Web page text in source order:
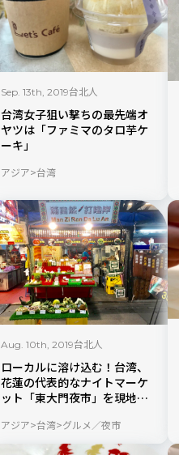
Sep. 13th, 2019台北人
台湾女子狙い撃ちの最先端オ
ヤツは「ファミマのタロ芋ケ
ーキ」
アジア 台湾
Aug. 10th, 2019台北人
ローカルに溶け込む！台湾、
花蓮の代表的なナイトマーケ
ット「東大門夜市」を現地ル
アジア 台湾 グルメ／夜市